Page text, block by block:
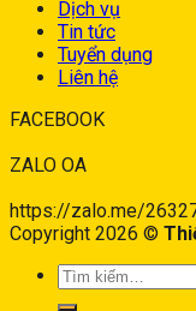
Dịch vụ
Tin tức
Tuyển dụng
Liên hệ
FACEBOOK
ZALO OA
https://zalo.me/
Copyright 2026 ©